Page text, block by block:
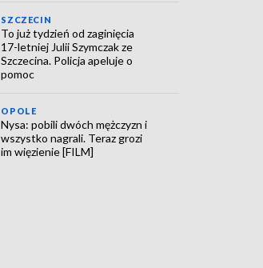
SZCZECIN
To już tydzień od zaginięcia
17-letniej Julii Szymczak ze
Szczecina. Policja apeluje o
pomoc
OPOLE
Nysa: pobili dwóch mężczyzn i
wszystko nagrali. Teraz grozi
im więzienie [FILM]